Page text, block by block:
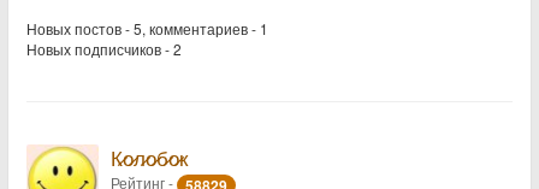
Новых постов - 5, комментариев - 1
Новых подписчиков - 2
К̷о̷л̷о̷б̷о̷к
Рейтинг -